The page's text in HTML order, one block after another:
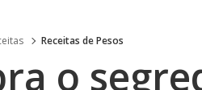
Receitas de Pesos
o